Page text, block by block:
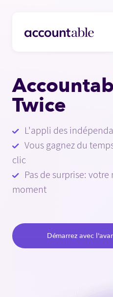
Twice
L'appli des
Vous gagnez du
clic
Pas de surprise:
moment
Démarrez avec